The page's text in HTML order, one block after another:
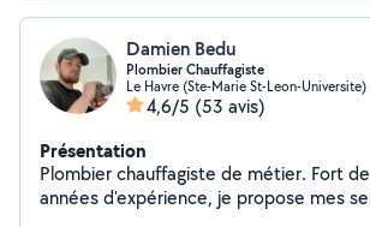
Damien Bedu
Plombier Chauffagiste
Le Havre (Ste-Marie St-Leon-Universite)
4,6/5 (53 avis)
Présentation
Plombier chauffagiste de métier. Fort
années d'expérience, je propose mes